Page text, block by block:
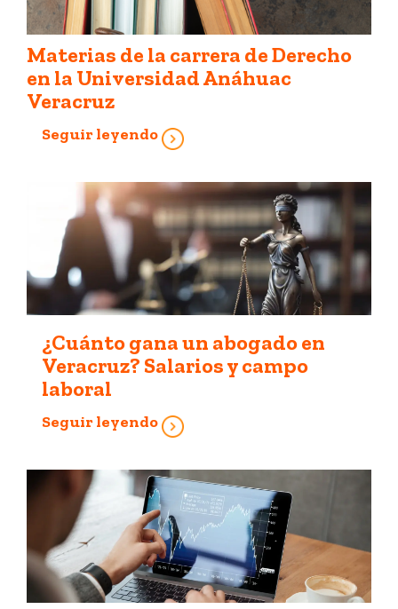
Materias de la carrera de Derecho
en la Universidad Anáhuac
Veracruz
Seguir leyendo
¿Cuánto gana un abogado en
Veracruz? Salarios y campo
laboral
Seguir leyendo